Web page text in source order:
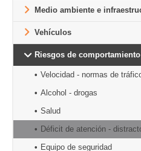
Medio ambiente e
Vehículos
Riesgos de comportamiento
Velocidad - normas de
Alcohol - drogas
Salud
Déficit de atención -
Equipo de seguridad